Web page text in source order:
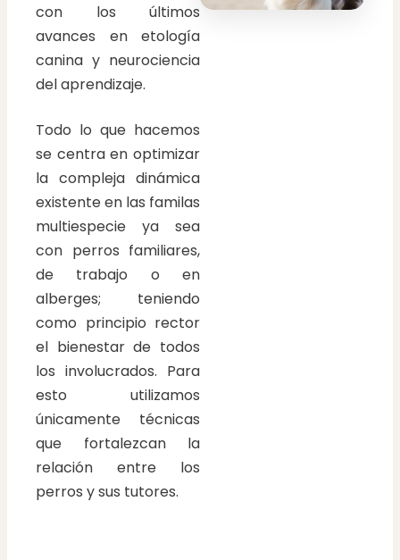
con los últimos
avances en etología
canina y neurociencia
del aprendizaje.
Todo lo que hacemos
se centra en optimizar
la compleja dinámica
existente en las familas
multiespecie ya sea
con perros familiares,
de trabajo o en
alberges; teniendo
como principio rector
el bienestar de todos
los involucrados. Para
esto utilizamos
únicamente técnicas
que fortalezcan la
relación entre los
perros y sus tutores.